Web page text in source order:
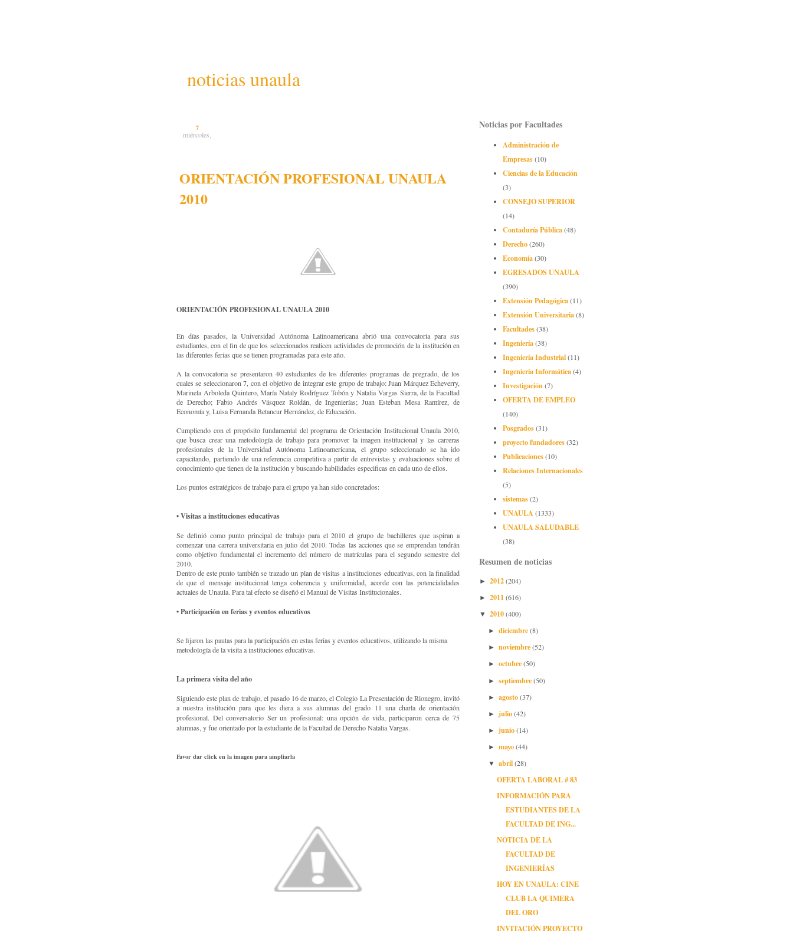
noticias unaula
7
miércoles,
ORIENTACIÓN PROFESIONAL UNAULA
2010
ORIENTACIÓN PROFESIONAL UNAULA 2010
En días pasados, la Universidad Autónoma Latinoamericana abrió una convocatoria para sus
estudiantes, con el fin de que los seleccionados realicen actividades de promoción de la institución en
las diferentes ferias que se tienen programadas para este año.
A la convocatoria se presentaron 40 estudiantes de los diferentes programas de pregrado, de los
cuales se seleccionaron 7, con el objetivo de integrar este grupo de trabajo: Juan Márquez Echeverry,
Marinela Arboleda Quintero, María Nataly Rodríguez Tobón y Natalia Vargas Sierra, de la Facultad
de Derecho; Fabio Andrés Vásquez Roldán, de Ingenierías; Juan Esteban Mesa Ramírez, de
Economía y, Luisa Fernanda Betancur Hernández, de Educación.
Cumpliendo con el propósito fundamental del programa de Orientación Institucional Unaula 2010,
que busca crear una metodología de trabajo para promover la imagen institucional y las carreras
profesionales de la Universidad Autónoma Latinoamericana, el grupo seleccionado se ha ido
capacitando, partiendo de una referencia competitiva a partir de entrevistas y evaluaciones sobre el
conocimiento que tienen de la institución y buscando habilidades especificas en cada uno de ellos.
Los puntos estratégicos de trabajo para el grupo ya han sido concretados:
• Visitas a instituciones educativas
Se definió como punto principal de trabajo para el 2010 el grupo de bachilleres que aspiran a
comenzar una carrera universitaria en julio del 2010. Todas las acciones que se emprendan tendrán
como objetivo fundamental el incremento del número de matrículas para el segundo semestre del
2010.
Dentro de este punto también se trazado un plan de visitas a instituciones educativas, con la finalidad
de que el mensaje institucional tenga coherencia y uniformidad, acorde con las potencialidades
actuales de Unaula. Para tal efecto se diseñó el Manual de Visitas Institucionales.
• Participación en ferias y eventos educativos
Se fijaron las pautas para la participación en estas ferias y eventos educativos, utilizando la misma
metodología de la visita a instituciones educativas.
La primera visita del año
Siguiendo este plan de trabajo, el pasado 16 de marzo, el Colegio La Presentación de Rionegro, invitó
a nuestra institución para que les diera a sus alumnas del grado 11 una charla de orientación
profesional. Del conversatorio Ser un profesional: una opción de vida, participaron cerca de 75
alumnas, y fue orientado por la estudiante de la Facultad de Derecho Natalia Vargas.
Favor dar click en la imagen para ampliarla
Noticias por Facultades
Administración de
Empresas(10)
Ciencias de la Educación
(3)
CONSEJO SUPERIOR
(14)
Contaduría Pública(48)
Derecho(260)
Economía(30)
EGRESADOS UNAULA
(390)
Extensión Pedagógica(11)
Extensión Universitaria(8)
Facultades(38)
Ingeniería(38)
Ingeniería Industrial(11)
Ingeniería Informática(4)
Investigación(7)
OFERTA DE EMPLEO
(140)
Posgrados(31)
proyecto fundadores(32)
Publicaciones(10)
Relaciones Internacionales
(5)
sistemas(2)
UNAULA(1333)
UNAULA SALUDABLE
(38)
Resumen de noticias
► 2012(204)
► 2011(616)
▼ 2010(400)
► diciembre(8)
► noviembre(52)
► octubre(50)
► septiembre(50)
► agosto(37)
► julio(42)
► junio(14)
► mayo(44)
▼ abril(28)
OFERTA LABORAL # 83
INFORMACIÓN PARA
ESTUDIANTES DE LA
FACULTAD DE ING...
NOTICIA DE LA
FACULTAD DE
INGENIERÍAS
HOY EN UNAULA: CINE
CLUB LA QUIMERA
DEL ORO
INVITACIÓN PROYECTO